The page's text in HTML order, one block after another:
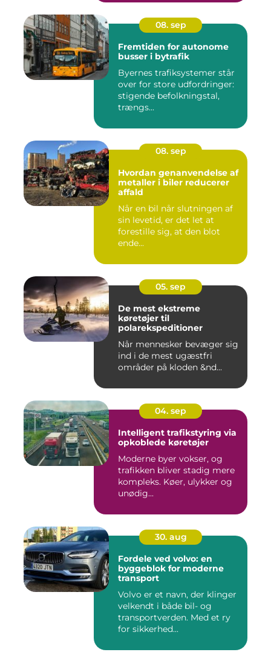
08. sep
Fremtiden for autonome
busser i bytrafik
Byernes trafiksystemer står
over for store udfordringer:
stigende befolkningstal,
trængs...
08. sep
Hvordan genanvendelse af
metaller i biler reducerer
affald
Når en bil når slutningen af
sin levetid, er det let at
forestille sig, at den blot
ende...
05. sep
De mest ekstreme
køretøjer til
polarekspeditioner
Når mennesker bevæger sig
ind i de mest ugæstfri
områder på kloden &nd...
04. sep
Intelligent trafikstyring via
opkoblede køretøjer
Moderne byer vokser, og
trafikken bliver stadig mere
kompleks. Køer, ulykker og
unødig...
30. aug
Fordele ved volvo: en
byggeblok for moderne
transport
Volvo er et navn, der klinger
velkendt i både bil- og
transportverden. Med et ry
for sikkerhed...